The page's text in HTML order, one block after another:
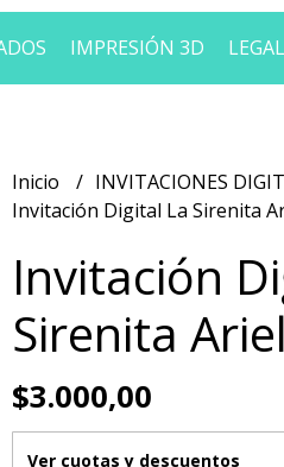
IMPRESIÓN 3D
Inicio
INVITACIONES
Invitación Digital La Sirenita
Invitación
Sirenita Ariel
$3.000,00
Ver cuotas y descuentos